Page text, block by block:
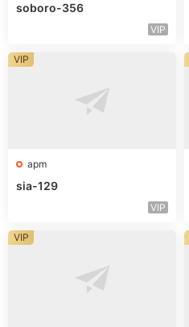
soboro-356
VIP
apm
sia-129
VIP
VIP
VIP